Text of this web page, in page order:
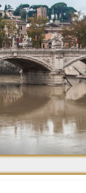
Поздняя
(264-27 гг до н.э.)
Империя.
(27 г до н.э. — 284 г
н.э.)
Империя. Доминат
(284-476 гг)
Темные Века. Готы
Темные Века.
Экзархат
Средневековье
Возрождение и
Барокко
Музеи